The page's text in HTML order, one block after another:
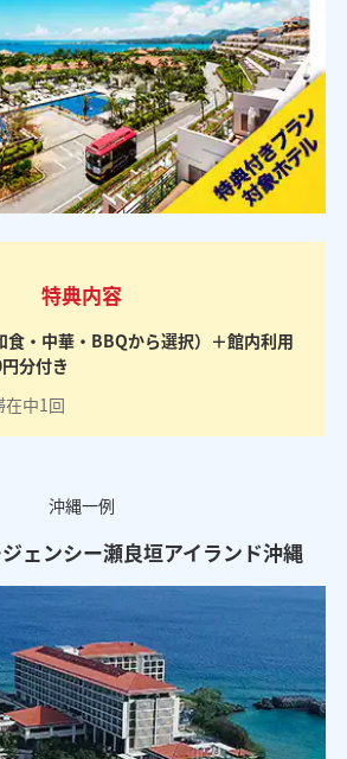
特典内容
食・中華・BBQから選択）＋館内利用
分付き
在中1回
沖縄一例
ェンシー瀬良垣アイランド沖縄